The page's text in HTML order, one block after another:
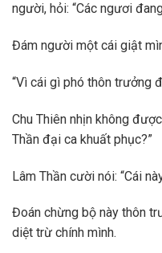
người, hỏi: “Các ngươi
Đám người một cái giật
“Vì cái gì phó thôn trưởng
Chu Thiên nhịn không
Thần đại ca khuất phục?”
Lâm Thần cười nói: “Cái
Đoán chừng bộ này thôn
diệt trừ chính mình.